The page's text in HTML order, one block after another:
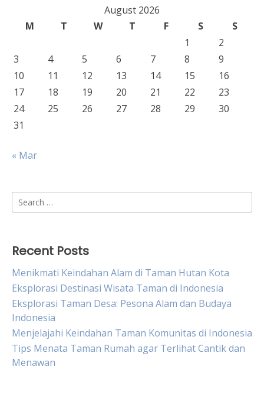
August 2026
M
T W T F S
S
1
2
3
4 5 6 7 8
9
10
11 12 13 14 15
16
17
18 19 20 21 22
23
24
25 26 27 28 29
30
31
« Mar
Search
for:
Recent Posts
Menikmati Keindahan Alam di Taman Hutan Kota
Eksplorasi Destinasi Wisata Taman di Indonesia
Eksplorasi Taman Desa: Pesona Alam dan Budaya
Indonesia
Menjelajahi Keindahan Taman Komunitas di Indonesia
Tips Menata Taman Rumah agar Terlihat Cantik dan
Menawan